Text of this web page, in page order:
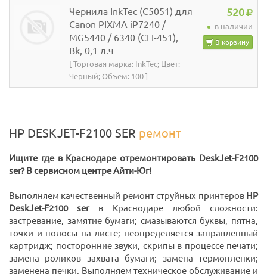
Чернила InkTec (C5051) для
Canon PIXMA iP7240 /
MG5440 / 6340 (CLI-451),
Bk, 0,1 л.ч
[ Торговая марка: InkTec; Цвет:
Черный; Объем: 100 ]
520
в наличии
В корзину
HP DESKJET-F2100 SER ремонт
Ищите где в Краснодаре отремонтировать DeskJet-F2100
ser? В сервисном центре Айти-Юг!
Выполняем качественный ремонт струйных принтеров HP
DeskJet-F2100 serв Краснодаре любой сложности:
застревание, замятие бумаги; смазываются буквы, пятна,
точки и полосы на листе; неопределяется заправленный
картридж; посторонние звуки, скрипы в процессе печати;
замена роликов захвата бумаги; замена термопленки;
заменена печки. Выполняем техническое обслуживание и